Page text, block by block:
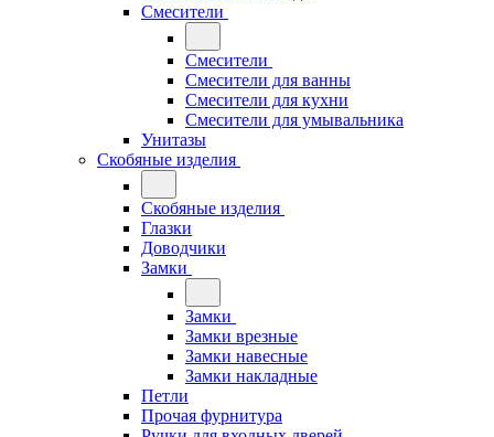
Смесители
Смесители
Смесители для ванны
Смесители для кухни
Смесители для умывальника
Унитазы
Скобяные изделия
Скобяные изделия
Глазки
Доводчики
Замки
Замки
Замки врезные
Замки навесные
Замки накладные
Петли
Прочая фурнитура